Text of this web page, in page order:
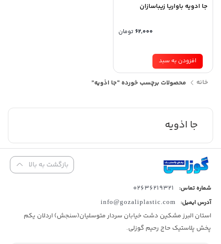
جا ادویه باواریا زیباسازان
تومان
افزودن به سبد
خانه محصولات برچسب خورده “جا اذویه”
جا اذویه
بازگشت به بالا
شماره تماس: 02636219321
آدرس ایمیل: info@gozaliplastic.com
استان البرز مشکین دشت خیابان سردار متوسلیان(سنجش) اردلان یکم
پخش پلاستیک حاج رحیم گوزلی.